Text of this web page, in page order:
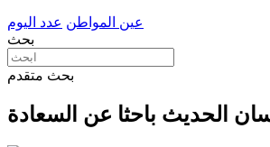
عين المواطن عدد اليوم
بحث
بحث متقدم
الحديث باحثا عن السعادة